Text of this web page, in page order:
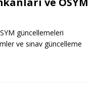
güncellemeleri
ve sınav güncelleme